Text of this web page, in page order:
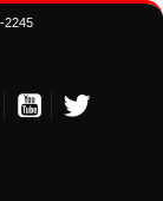
2245